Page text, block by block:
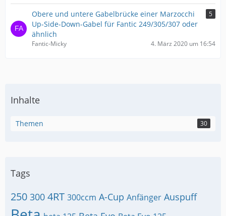
Obere und untere Gabelbrücke einer Marzocchi
Up-Side-Down-Gabel für Fantic 249/305/307 oder
ähnlich
5
Fantic-Micky 4. März 2020 um 16:54
Inhalte
Themen 30
Tags
250 300 4RT 300ccm A-Cup Anfänger Auspuff